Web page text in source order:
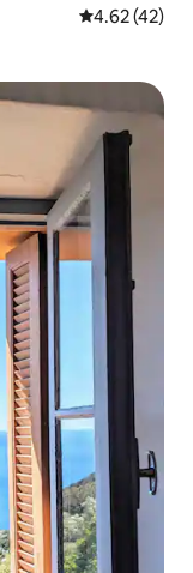
平均评分
4.62 (42)